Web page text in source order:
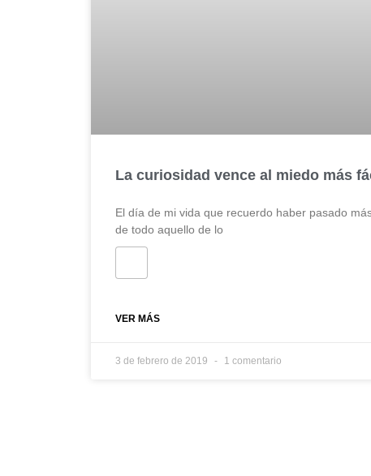
La curiosidad vence al miedo más
El día de mi vida que recuerdo haber pasado
de todo aquello de lo
VER MÁS
3 de febrero de 2019 1 comentario